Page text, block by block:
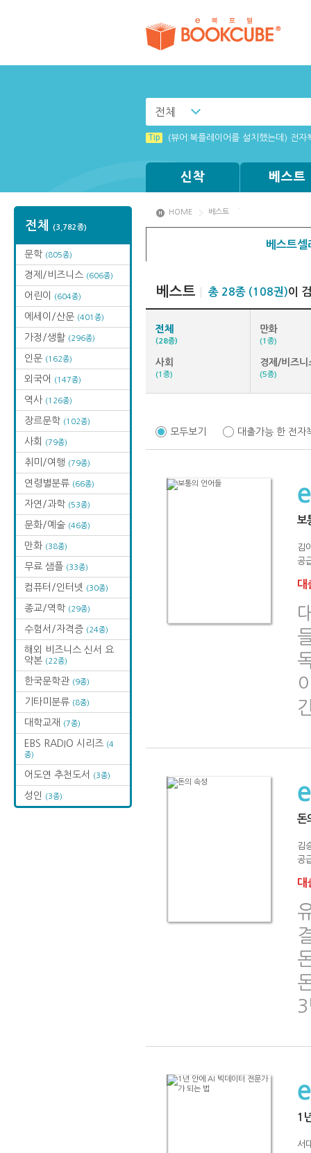
전체
Tip (뷰어:북플레이어를 설치했는데) 전자
신착 베스트
전체 (3,782종)
문학 (805종)
경제/비즈니스 (606종)
어린이 (604종)
에세이/산문 (401종)
가정/생활 (296종)
인문 (162종)
외국어 (147종)
역사 (126종)
장르문학 (102종)
사회 (79종)
취미/여행 (79종)
연령별분류 (66종)
자연/과학 (53종)
문화/예술 (46종)
만화 (38종)
무료 샘플 (33종)
컴퓨터/인터넷 (30종)
종교/역학 (29종)
수험서/자격증 (24종)
해외 비즈니스 신서 요
약본 (22종)
한국문학관 (9종)
기타미분류 (8종)
대학교재 (7종)
EBS RADIO 시리즈 (4
종)
어도연 추천도서 (3종)
성인 (3종)
HOME 베스트
베스트
베스트 총 28종 (108권)이
전체
(28종)
만화
(1종)
사회
(1종)
경제/비즈니
(5종)
모두보기 대출가능 한 전자
보
김
공
대
돈
김
공
대
1
서